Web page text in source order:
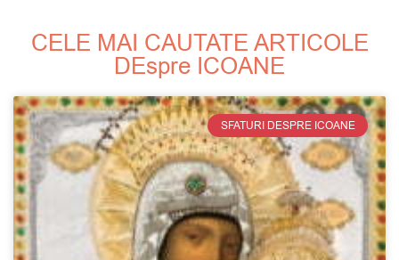
CELE MAI CAUTATE ARTICOLE
DEspre ICOANE
SFATURI DESPRE ICOANE